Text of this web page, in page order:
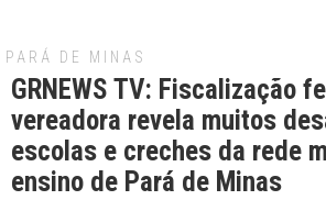
PARÁ DE MINAS
GRNEWS TV: Fiscalização
vereadora revela muitos
escolas e creches da rede
ensino de Pará de Minas